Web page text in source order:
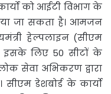
को आईटी विभाग के
जा सकता है। आमजन
हेल्पलाइन (सीएम
इसके लिए 50 सीटों के
सेवा अभिकरण द्वारा
डेशबोर्ड के कार्यो